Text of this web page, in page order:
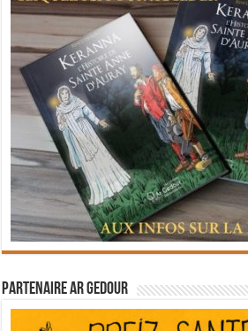
Partenaire Ar Gedour